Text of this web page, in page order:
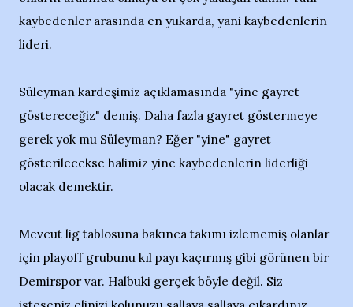
kaybedenler arasında en yukarda, yani kaybedenlerin
lideri.
Süleyman kardeşimiz açıklamasında "yine gayret
göstereceğiz" demiş. Daha fazla gayret göstermeye
gerek yok mu Süleyman? Eğer "yine" gayret
gösterilecekse halimiz yine kaybedenlerin liderliği
olacak demektir.
Mevcut lig tablosuna bakınca takımı izlememiş olanlar
için playoff grubunu kıl payı kaçırmış gibi görünen bir
Demirspor var. Halbuki gerçek böyle değil. Siz